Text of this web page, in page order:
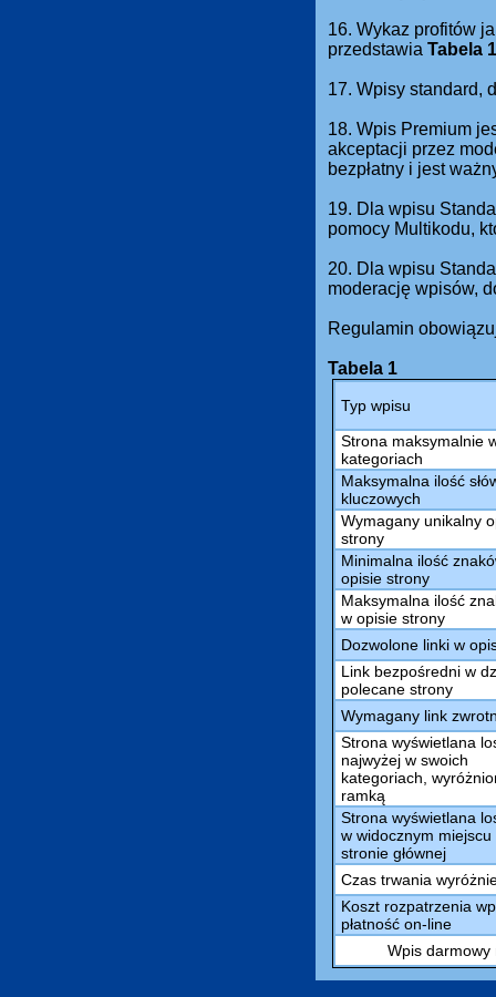
16. Wykaz profitów
przedstawia Tabela 1
17. Wpisy standard,
18. Wpis Premium
akceptacji przez
bezpłatny i jest
19. Dla wpisu
pomocy Multikodu,
20. Dla wpisu
moderację wpisów,
Regulamin
Tabela 1
Typ wpisu
Strona maksymalnie
kategoriach
Maksymalna ilość
kluczowych
Wymagany unikalny
strony
Minimalna ilość
opisie strony
Maksymalna ilość
w opisie strony
Dozwolone linki w
Link bezpośredni w
polecane strony
Wymagany link
Strona wyświetlana
najwyżej w swoich
kategoriach,
ramką
Strona wyświetlana
w widocznym miejscu
stronie głównej
Czas trwania
Koszt rozpatrzenia
płatność on-line
Wpis darmowy